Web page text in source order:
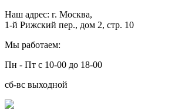
Наш адрес: г. Москва,
1-й Рижский пер., дом 2, стр. 10
Мы работаем:
Пн - Пт с 10-00 до 18-00
сб-вс выходной